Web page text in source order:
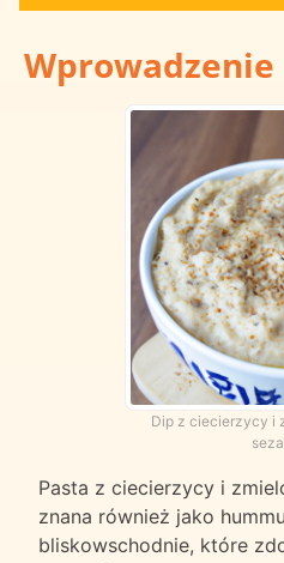
Wprowadzenie
Dip z ciecierzycy i
Pasta z ciecierzycy i
znana również jako
bliskowschodnie, które